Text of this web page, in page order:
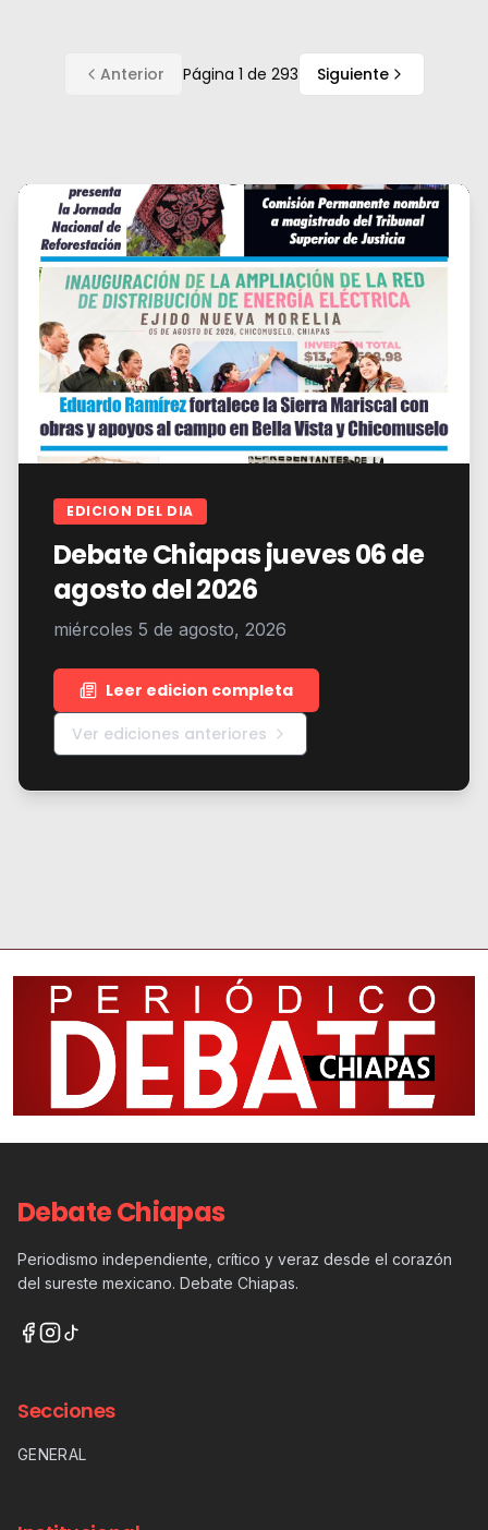
Anterior Página 1 de 293 Siguiente
EDICION DEL DIA
Debate Chiapas jueves 06 de
agosto del 2026
miércoles 5 de agosto, 2026
Leer edicion completa
Ver ediciones anteriores
Debate Chiapas
Periodismo independiente, crítico y veraz desde el corazón
del sureste mexicano. Debate Chiapas.
Secciones
GENERAL